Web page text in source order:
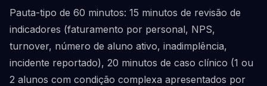
Pauta-tipo de 60 minutos: 15 minutos de revisão de
indicadores (faturamento por personal, NPS,
turnover, número de aluno ativo, inadimplência,
incidente reportado), 20 minutos de caso clínico (1 ou
2 alunos com condição complexa apresentados por